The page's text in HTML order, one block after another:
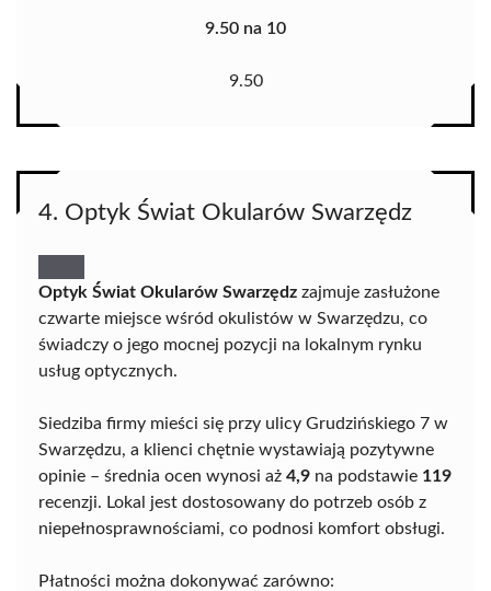
9.50 na 10
9.50
4. Optyk Świat Okularów Swarzędz
Optyk Świat Okularów Swarzędz zajmuje zasłużone
czwarte miejsce wśród okulistów w Swarzędzu, co
świadczy o jego mocnej pozycji na lokalnym rynku
usług optycznych.
Siedziba firmy mieści się przy ulicy Grudzińskiego 7 w
Swarzędzu, a klienci chętnie wystawiają pozytywne
opinie – średnia ocen wynosi aż 4,9 na podstawie 119
recenzji. Lokal jest dostosowany do potrzeb osób z
niepełnosprawnościami, co podnosi komfort obsługi.
Płatności można dokonywać zarówno: